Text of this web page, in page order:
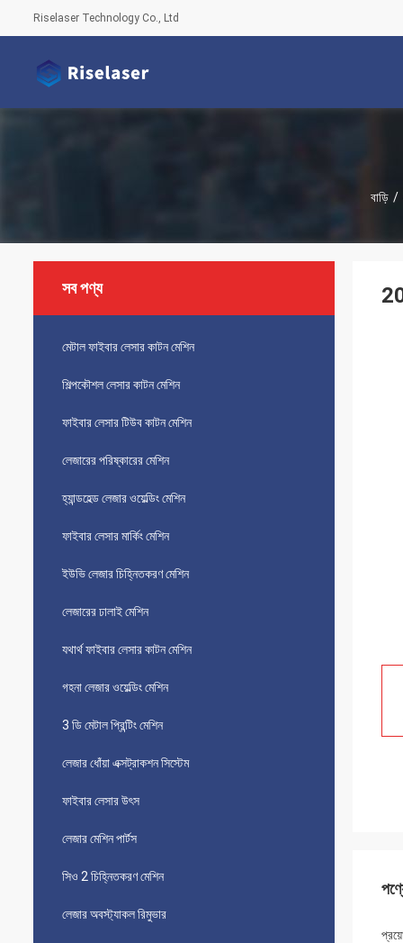
Riselaser Technology Co., Ltd
বাড়ি /
সব পণ্য
মেটাল ফাইবার লেসার কাটন মেশিন
শিল্পকৌশল লেসার কাটন মেশিন
ফাইবার লেসার টিউব কাটন মেশিন
লেজারের পরিষ্কারের মেশিন
হ্যান্ডহেল্ড লেজার ওয়েল্ডিং মেশিন
ফাইবার লেসার মার্কিং মেশিন
ইউভি লেজার চিহ্নিতকরণ মেশিন
লেজারের ঢালাই মেশিন
যথার্থ ফাইবার লেসার কাটন মেশিন
গহনা লেজার ওয়েল্ডিং মেশিন
3 ডি মেটাল প্রিন্টিং মেশিন
লেজার ধোঁয়া এক্সট্রাকশন সিস্টেম
ফাইবার লেসার উৎস
লেজার মেশিন পার্টস
সিও 2 চিহ্নিতকরণ মেশিন
লেজার অবস্ট্যাকল রিমুভার